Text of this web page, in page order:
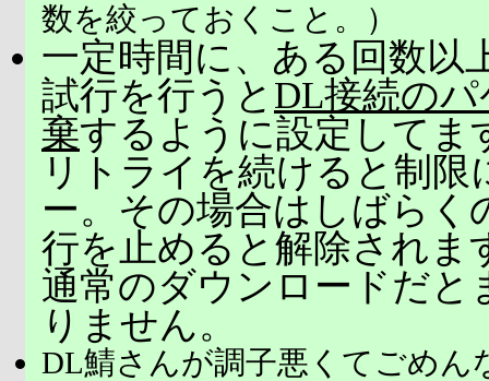
数を絞っておくこと。）
一定時間に、ある回数以
試行を行うと DL接続の
棄するように設定してま
リトライを続けると制限
ー。その場合はしばらく
行を止めると解除されま
通常のダウンロードだと
りません。
DL鯖さんが調子悪くてごめん